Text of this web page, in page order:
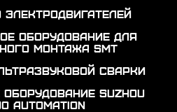
оборудование для
монтажа SMT
сварки
оборудование Suzhou
automation